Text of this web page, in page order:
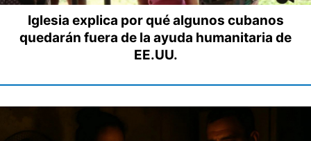
Iglesia explica por qué algunos cubanos
quedarán fuera de la ayuda humanitaria de
EE.UU.